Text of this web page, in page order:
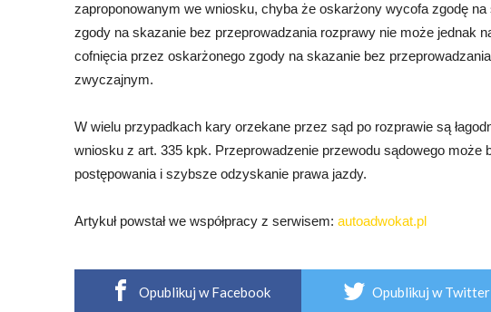
zaproponowanym we wniosku, chyba że oskarżony wycofa zgodę
zgody na skazanie bez przeprowadzania rozprawy nie może jednak
cofnięcia przez oskarżonego zgody na skazanie bez
zwyczajnym.
W wielu przypadkach kary orzekane przez sąd po rozprawie są
wniosku z art. 335 kpk. Przeprowadzenie przewodu sądowego
postępowania i szybsze odzyskanie prawa jazdy.
Artykuł powstał we współpracy z serwisem: autoadwokat.pl
Opublikuj w Facebook Opublikuj w Twitter